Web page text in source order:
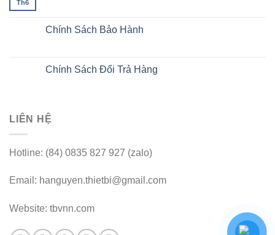
Th6
Chính Sách Bảo Hành
Chính Sách Đổi Trả Hàng
LIÊN HỆ
Hotline: (84) 0835 827 927 (zalo)
Email: hanguyen.thietbi@gmail.com
Website: tbvnn.com